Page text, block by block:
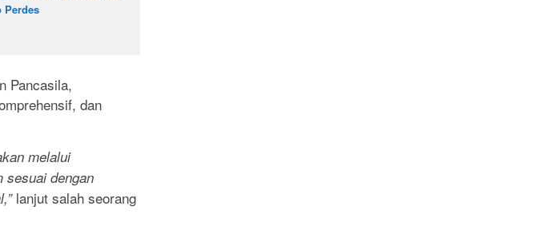
Perdes
Pancasila,
dan
melalui
sesuai dengan
lanjut salah seorang